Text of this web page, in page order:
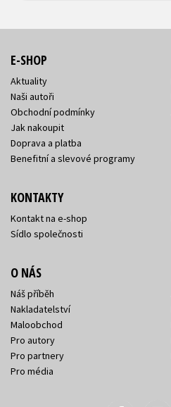
E-SHOP
Aktuality
Naši autoři
Obchodní podmínky
Jak nakoupit
Doprava a platba
Benefitní a slevové programy
KONTAKTY
Kontakt na e-shop
Sídlo společnosti
O NÁS
Náš příběh
Nakladatelství
Maloobchod
Pro autory
Pro partnery
Pro média